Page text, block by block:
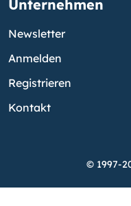
Unternehmen
Newsletter
Anmelden
Registrieren
Kontakt
© 1997-